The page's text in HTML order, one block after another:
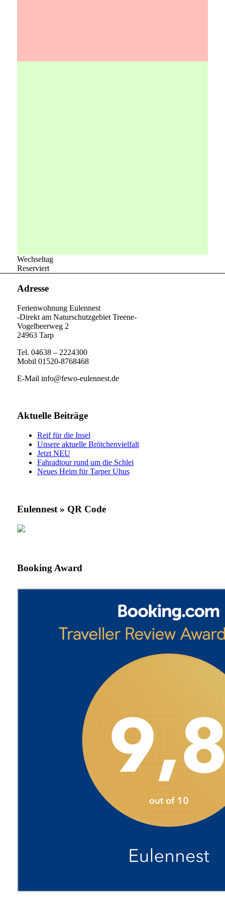
Wechseltag
Reserviert
Adresse
Ferienwohnung Eulennest
-Direkt am Naturschutzgebiet Treene-
Vogelbeerweg 2
24963 Tarp
Tel. 04638 – 2224300
Mobil 01520-8768468
E-Mail info@fewo-eulennest.de
Aktuelle Beiträge
Reif für die Insel
Unsere aktuelle Brötchenvielfalt
Jetzt NEU
Fahradtour rund um die Schlei
Neues Heim für Tarper Uhus
Eulennest » QR Code
Booking Award